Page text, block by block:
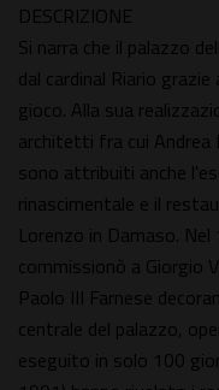
DESCRIZIONE
Si narra che il palazzo
dal cardinal Riario
gioco. Alla sua
architetti fra cui Andrea
sono attribuiti anche
rinascimentale e il
Lorenzo in Damaso.
commissionò a Giorgio
Paolo III Farnese
centrale del palazzo,
eseguito in solo 100